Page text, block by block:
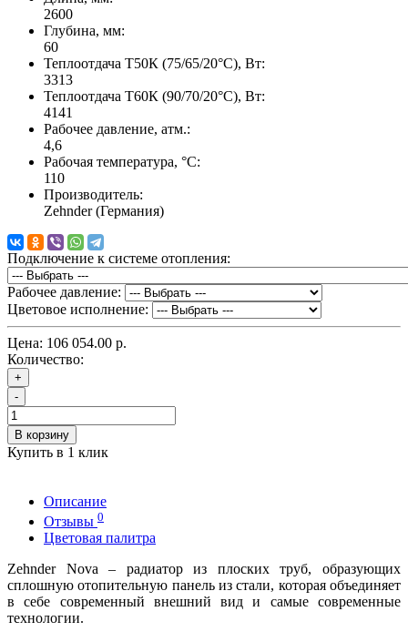
2600
Глубина, мм:
60
Теплоотдача Т50К (75/65/20°C), Вт:
3313
Теплоотдача Т60К (90/70/20°C), Вт:
4141
Рабочее давление, атм.:
4,6
Рабочая температура, °C:
110
Производитель:
Zehnder (Германия)
Подключение к системе отопления:
Рабочее давление:
Цветовое исполнение:
Цена: 106 054.00 р.
Количество:
+
-
В корзину
Купить в 1 клик
Описание
Отзывы 0
Цветовая палитра
Zehnder Nova – радиатор из плоских труб, образующих
сплошную отопительную панель из стали, которая объединяет
в себе современный внешний вид и самые современные
технологии.